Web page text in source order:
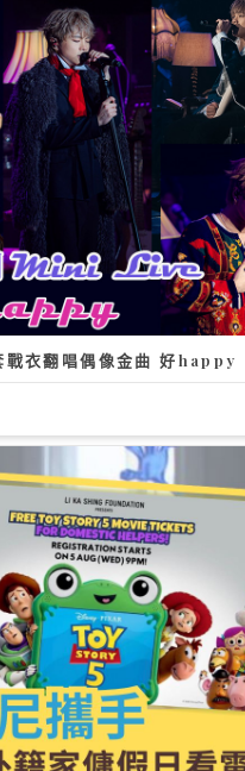
唱作歌手林暐竣西九開Mini
11/07/2026
李嘉誠基金會 x 迪士尼 邀請